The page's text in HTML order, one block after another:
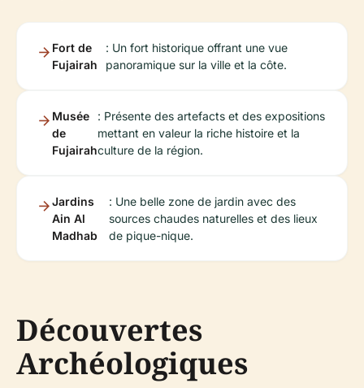
Fort de
Fujairah
: Un fort historique offrant une vue
panoramique sur la ville et la côte.
Musée
de
Fujairah
: Présente des artefacts et des expositions
mettant en valeur la riche histoire et la
culture de la région.
Jardins
Ain Al
Madhab
: Une belle zone de jardin avec des
sources chaudes naturelles et des lieux
de pique-nique.
Découvertes
Archéologiques